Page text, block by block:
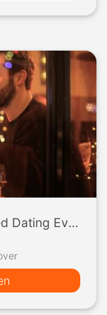
Hannovers großes Speed Dating Event